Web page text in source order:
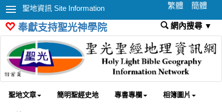
聖地資訊 Site Information 繁體 簡體
奉獻支持聖光神學院 網內搜尋 ▼
聖地文章 簡明聖經史地 專書專欄 相簿圖片